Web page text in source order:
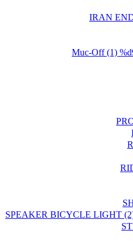
IRAN
Muc-Off (1)
SPEAKER BICYCLE LIGHT